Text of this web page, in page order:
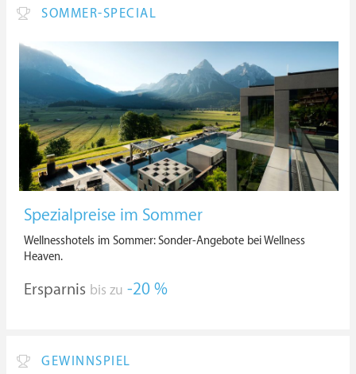
SOMMER-SPECIAL
Spezialpreise im Sommer
Wellnesshotels im Sommer: Sonder-Angebote bei Wellness
Heaven.
Ersparnis bis zu -20 %
GEWINNSPIEL